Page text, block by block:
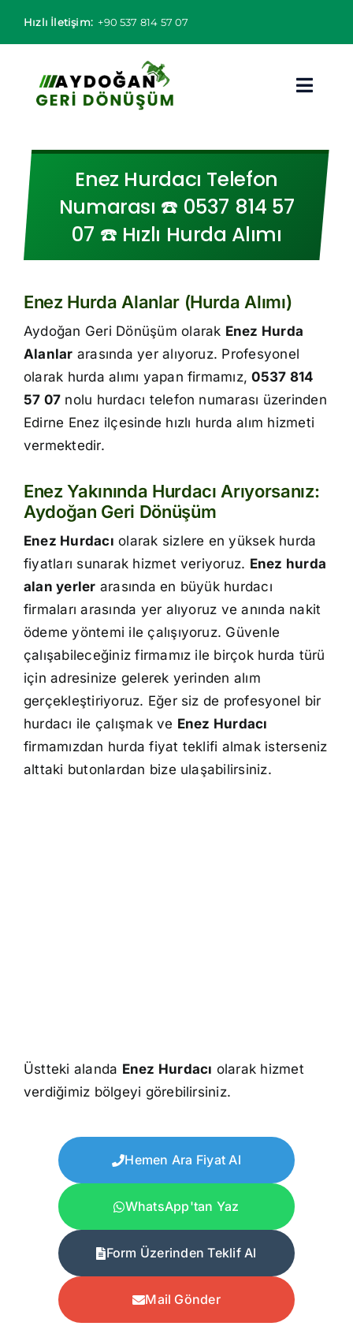
Hızlı İletişim: +90 537 814 57 07
Hurda Fiyatları
Hizmet Bölgeleri
Hakkımızda
İletişim
Enez Hurdacı Telefon
Numarası ☎️ 0537 814 57
07 ☎️ Hızlı Hurda Alımı
Enez Hurda Alanlar (Hurda Alımı)
Aydoğan Geri Dönüşüm olarak Enez Hurda
Alanlar arasında yer alıyoruz. Profesyonel
olarak hurda alımı yapan firmamız,0537 814
57 07 nolu hurdacı telefon numarası üzerinden
Edirne Enez ilçesinde hızlı hurda alım hizmeti
vermektedir.
Enez Yakınında Hurdacı Arıyorsanız:
Aydoğan Geri Dönüşüm
Enez Hurdacı olarak sizlere en yüksek hurda
fiyatları sunarak hizmet veriyoruz. Enez hurda
alan yerler arasında en büyük hurdacı
firmaları arasında yer alıyoruz ve anında nakit
ödeme yöntemi ile çalışıyoruz. Güvenle
çalışabileceğiniz firmamız ile birçok hurda türü
için adresinize gelerek yerinden alım
gerçekleştiriyoruz. Eğer siz de profesyonel bir
hurdacı ile çalışmak ve Enez Hurdacı
firmamızdan hurda fiyat teklifi almak isterseniz
alttaki butonlardan bize ulaşabilirsiniz.
Üstteki alanda Enez Hurdacı olarak hizmet
verdiğimiz bölgeyi görebilirsiniz.
Hemen Ara Fiyat Al
WhatsApp'tan Yaz
Form Üzerinden Teklif Al
Mail Gönder